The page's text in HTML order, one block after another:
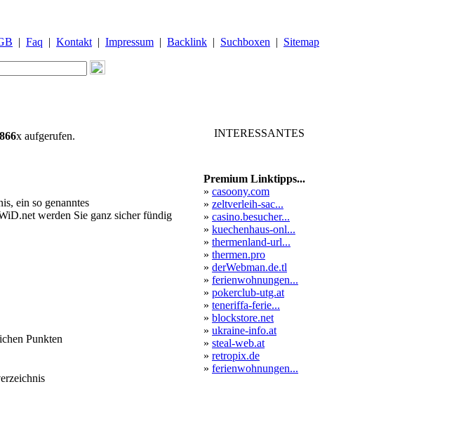
| Faq | Kontakt | Impressum | Backlink | Suchboxen | Sitemap
x aufgerufen.
ein so genanntes
werden Sie ganz sicher fündig
Punkten
INTERESSANTES
Premium Linktipps...
» casoony.com
» zeltverleih-sac...
» casino.besucher...
» kuechenhaus-onl...
» thermenland-url...
» thermen.pro
» derWebman.de.tl
» ferienwohnungen...
» pokerclub-utg.at
» teneriffa-ferie...
» blockstore.net
» ukraine-info.at
» steal-web.at
» retropix.de
» ferienwohnungen...